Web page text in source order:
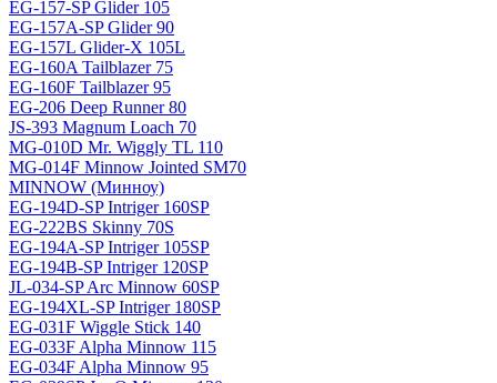
EG-157-SP Glider 105
EG-157A-SP Glider 90
EG-157L Glider-X 105L
EG-160A Tailblazer 75
EG-160F Tailblazer 95
EG-206 Deep Runner 80
JS-393 Magnum Loach 70
MG-010D Mr. Wiggly TL 110
MG-014F Minnow Jointed SM70
MINNOW (Минноу)
EG-194D-SP Intriger 160SP
EG-222BS Skinny 70S
EG-194A-SP Intriger 105SP
EG-194B-SP Intriger 120SP
JL-034-SP Arc Minnow 60SP
EG-194XL-SP Intriger 180SP
EG-031F Wiggle Stick 140
EG-033F Alpha Minnow 115
EG-034F Alpha Minnow 95